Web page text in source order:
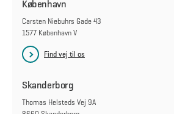
København
Carsten Niebuhrs Gade 43
1577 København V
Find vej til os
Skanderborg
Thomas Helsteds Vej 9A